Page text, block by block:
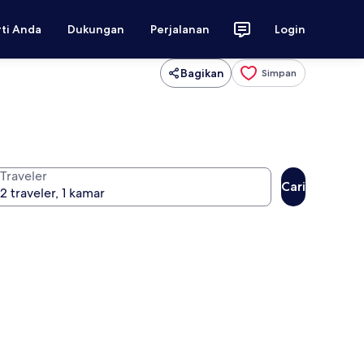
Anda Dukungan Perjalanan Login
Bagikan Simpan
Traveler
Cari